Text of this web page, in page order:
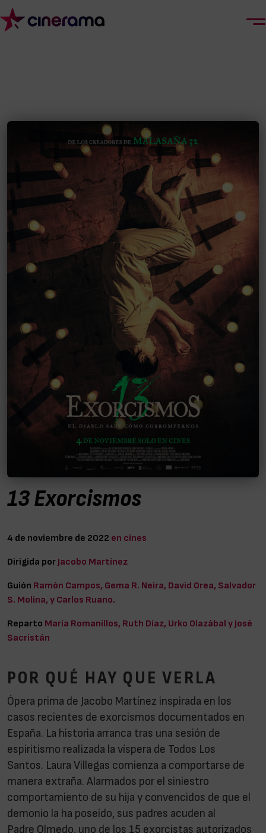
13 Exorcismos
4 de noviembre de 2022 en cines
Dirigida por Jacobo Martínez
Guión Ramón Campos, Gema R. Neira, David Orea, Salvador
S. Molina, y Carlos Ruano.
Reparto María Romanillos, Ruth Díaz, Urko Olazábal y José
Sacristán
POR QUÉ HAY QUE VERLA
Ópera prima de Jacobo Martínez inspirada en los
casos recientes de exorcismos documentados en
España. La historia arranca tras una sesión de
espiritismo realizada la víspera de Todos Los
Santos. Laura Villegas comienza a comportarse de
manera extraña. Alarmados por el siniestro
comportamiento de su hija y convencidos de que el
demonio la ha poseído, sus padres acuden al
Padre Olmedo, uno de los 15 exorcistas autorizados